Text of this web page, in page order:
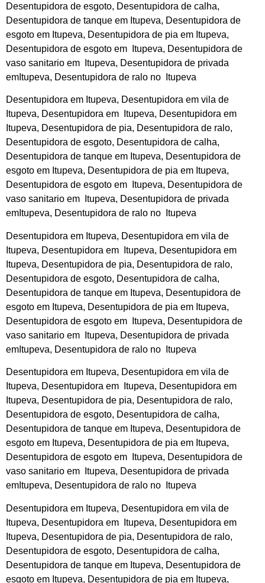
Desentupidora de esgoto, Desentupidora de calha,
Desentupidora de tanque em Itupeva, Desentupidora de
esgoto em Itupeva, Desentupidora de pia em Itupeva,
Desentupidora de esgoto em Itupeva, Desentupidora de
vaso sanitario em Itupeva, Desentupidora de privada
emItupeva, Desentupidora de ralo no Itupeva
Desentupidora em Itupeva, Desentupidora em vila de
Itupeva, Desentupidora em Itupeva, Desentupidora em
Itupeva, Desentupidora de pia, Desentupidora de ralo,
Desentupidora de esgoto, Desentupidora de calha,
Desentupidora de tanque em Itupeva, Desentupidora de
esgoto em Itupeva, Desentupidora de pia em Itupeva,
Desentupidora de esgoto em Itupeva, Desentupidora de
vaso sanitario em Itupeva, Desentupidora de privada
emItupeva, Desentupidora de ralo no Itupeva
Desentupidora em Itupeva, Desentupidora em vila de
Itupeva, Desentupidora em Itupeva, Desentupidora em
Itupeva, Desentupidora de pia, Desentupidora de ralo,
Desentupidora de esgoto, Desentupidora de calha,
Desentupidora de tanque em Itupeva, Desentupidora de
esgoto em Itupeva, Desentupidora de pia em Itupeva,
Desentupidora de esgoto em Itupeva, Desentupidora de
vaso sanitario em Itupeva, Desentupidora de privada
emItupeva, Desentupidora de ralo no Itupeva
Desentupidora em Itupeva, Desentupidora em vila de
Itupeva, Desentupidora em Itupeva, Desentupidora em
Itupeva, Desentupidora de pia, Desentupidora de ralo,
Desentupidora de esgoto, Desentupidora de calha,
Desentupidora de tanque em Itupeva, Desentupidora de
esgoto em Itupeva, Desentupidora de pia em Itupeva,
Desentupidora de esgoto em Itupeva, Desentupidora de
vaso sanitario em Itupeva, Desentupidora de privada
emItupeva, Desentupidora de ralo no Itupeva
Desentupidora em Itupeva, Desentupidora em vila de
Itupeva, Desentupidora em Itupeva, Desentupidora em
Itupeva, Desentupidora de pia, Desentupidora de ralo,
Desentupidora de esgoto, Desentupidora de calha,
Desentupidora de tanque em Itupeva, Desentupidora de
esgoto em Itupeva, Desentupidora de pia em Itupeva,